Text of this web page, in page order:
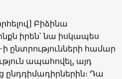
Բիձինա
իրեն՝ նա իսկապես
ի ընտրությունների համար
ապահովել, այդ
Դա